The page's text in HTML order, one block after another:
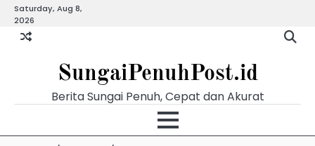
Skip
content
Saturday, Aug 8,
2026
SungaiPenuhPost.id
Berita Sungai Penuh, Cepat dan Akurat